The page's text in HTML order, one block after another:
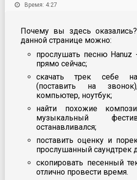
Время: 4:27
Почему вы здесь
данной странице можно:
прослушать песню Hanuz
прямо сейчас;
скачать трек себе
(поставить на
компьютер, ноутбук;
найти похожие
музыкальный
останавливался;
поставить оценку и
прослушанный саундтрек
скопировать песенный
отлично провести время.